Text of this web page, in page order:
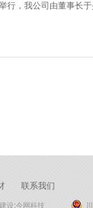
，我公司由董事长于
联系我们
设:今网科技